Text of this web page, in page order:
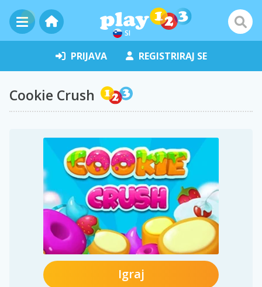
SI
PRIJAVA REGISTRIRAJ SE
Cookie Crush
Igraj